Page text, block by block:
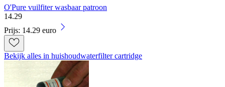
O'Pure vuilfiter wasbaar patroon
14.29
Prijs: 14.29 euro
Bekijk alles in huishoudwaterfilter cartridge